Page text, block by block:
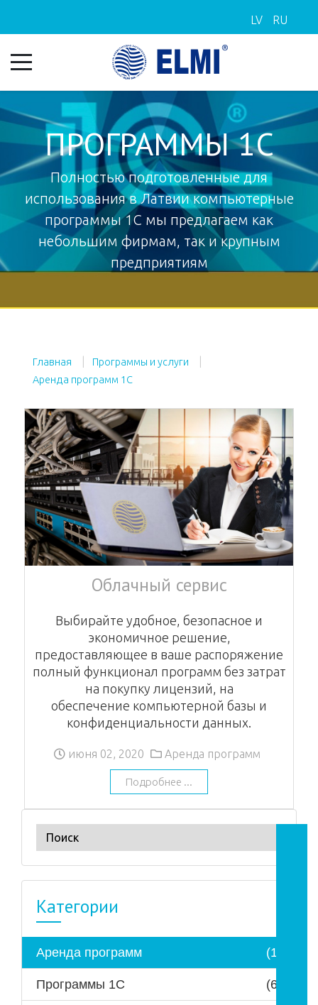
LV RU
ПРОГРАММЫ 1С
Полностью подготовленные для
использования в Латвии компьютерные
программы 1С мы предлагаем как
небольшим фирмам, так и крупным
предприятиям
Главная
Программы и услуги
Аренда программ 1С
Облачный сервис
Выбирайте удобное, безопасное и
экономичное решение,
предоставляющее в ваше распоряжение
полный функционал программ без затрат
на покупку лицензий, на
обеспечение компьютерной базы и
конфиденциальности данных.
июня 02, 2020 Аренда программ
Подробнее ...
Категории
Аренда программ (1)
Программы 1С (6)